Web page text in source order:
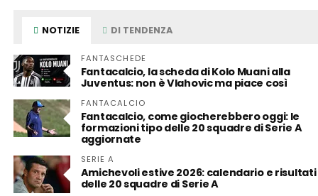
NOTIZIE DI TENDENZA
FANTASCHEDE
Fantacalcio, la scheda di Kolo Muani alla
Juventus: non è Vlahovic ma piace così
FANTACALCIO
Fantacalcio, come giocherebbero oggi: le
formazioni tipo delle 20 squadre di Serie A
aggiornate
SERIE A
Amichevoli estive 2026: calendario e risultati
delle 20 squadre di Serie A